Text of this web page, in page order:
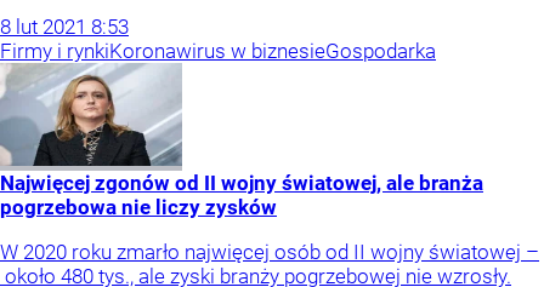
8 lut 2021 8:53
Firmy i rynkiKoronawirus w biznesieGospodarka
Najwięcej zgonów od II wojny światowej, ale branża
pogrzebowa nie liczy zysków
W 2020 roku zmarło najwięcej osób od II wojny światowej –
około 480 tys., ale zyski branży pogrzebowej nie wzrosły.